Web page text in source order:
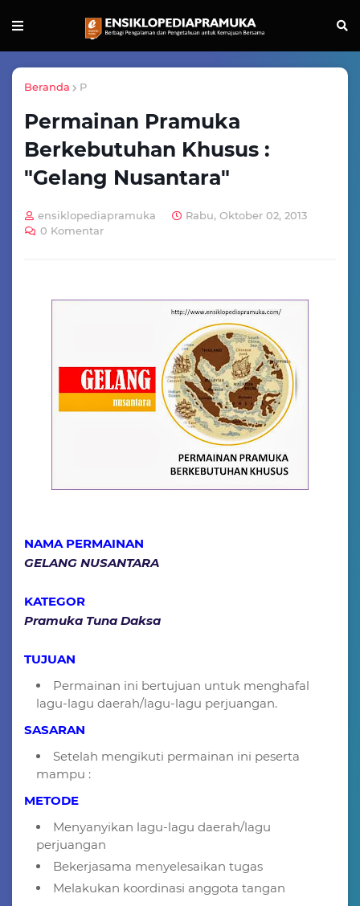
Beranda P
Permainan Pramuka
Berkebutuhan Khusus :
"Gelang Nusantara"
ensiklopediapramuka
Rabu, Oktober 02, 2013
0 Komentar
NAMA PERMAINAN
GELANG NUSANTARA
KATEGOR
Pramuka Tuna Daksa
TUJUAN
Permainan ini bertujuan untuk menghafal
lagu-lagu daerah/lagu-lagu perjuangan.
SASARAN
Setelah mengikuti permainan ini peserta
mampu :
METODE
Menyanyikan lagu-lagu daerah/lagu
perjuangan
Bekerjasama menyelesaikan tugas
Melakukan koordinasi anggota tangan